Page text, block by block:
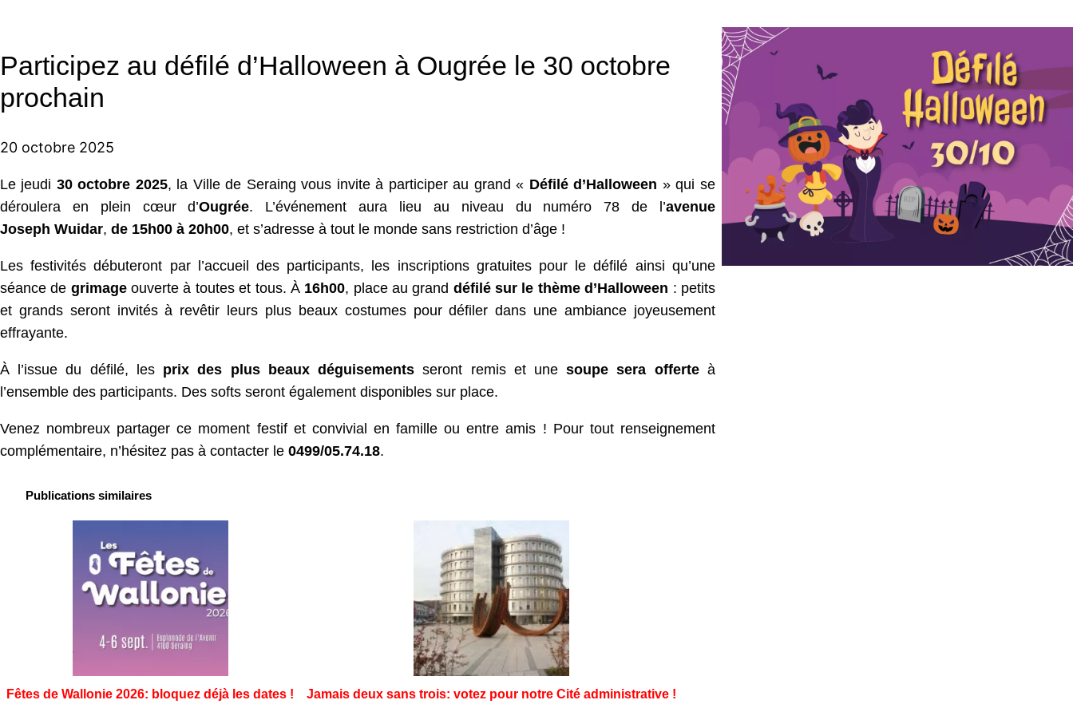
Participez au défilé d’Halloween à Ougrée le 30 octobre
prochain
20 octobre 2025
Le jeudi 30 octobre 2025, la Ville de Seraing vous invite à participer au grand « Défilé d’Halloween » qui se
déroulera en plein cœur d’Ougrée. L’événement aura lieu au niveau du numéro 78 de l’avenue
Joseph Wuidar, de 15h00 à 20h00, et s’adresse à tout le monde sans restriction d’âge !
Les festivités débuteront par l’accueil des participants, les inscriptions gratuites pour le défilé ainsi qu’une
séance de grimageouverte à toutes et tous. À 16h00, place au grand défilé sur le thème d’Halloween : petits
et grands seront invités à revêtir leurs plus beaux costumes pour défiler dans une ambiance joyeusement
effrayante.
À l’issue du défilé, les prix des plus beaux déguisements seront remis et unesoupe sera offerteà
l’ensemble des participants. Des softs seront également disponibles sur place.
Venez nombreux partager ce moment festif et convivial en famille ou entre amis ! Pour tout renseignement
complémentaire, n’hésitez pas à contacter le 0499/05.74.18.
Publications similaires
Fêtes de Wallonie 2026: bloquez déjà les dates ! Jamais deux sans trois: votez pour notre Cité administrative !